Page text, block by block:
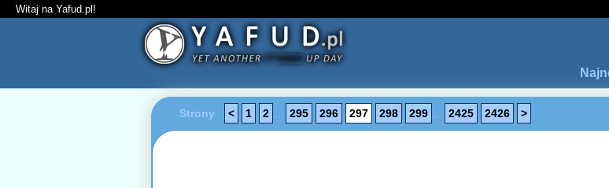
Witaj na Yafud.pl!
Strony < 1 2 295 296 297 298 299 2425 2426 >